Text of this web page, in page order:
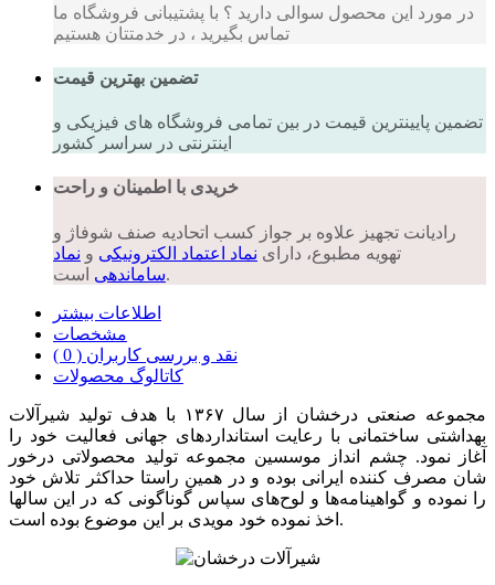
در مورد این محصول سوالی دارید ؟ با پشتیبانی فروشگاه ما
تماس بگیرید ، در خدمتتان هستیم
تضمین بهترین قیمت
تضمین پایینترین قیمت در بین تمامی فروشگاه های فیزیکی و
اینترنتی در سراسر کشور
خریدی با اطمینان و راحت
رادیانت تجهیز علاوه بر جواز کسب اتحادیه صنف شوفاژ و
تهویه مطبوع، دارای نماد اعتماد الکترونیکی و نماد
ساماندهیاست.
اطلاعات بیشتر
مشخصات
نقد و بررسی کاربران ( 0 )
کاتالوگ محصولات
مجموعه صنعتی درخشان از سال ۱۳۶۷ با هدف تولید شیرآلات
بهداشتی ساختمانی با رعایت استانداردهای جهانی فعالیت خود را
آغاز نمود. چشم انداز موسسین مجموعه تولید محصولاتی درخور
شان مصرف کننده ایرانی بوده و در همین راستا حداکثر تلاش خود
را نموده و گواهینامه‌ها و لوح‌های سپاس گوناگونی که در این سالها
اخذ نموده خود مویدی بر این موضوع بوده است.